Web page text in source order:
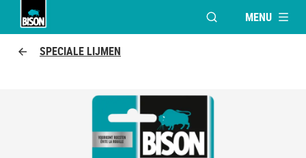
VENSTER OPENEN
MENU
SPECIALE LIJMEN